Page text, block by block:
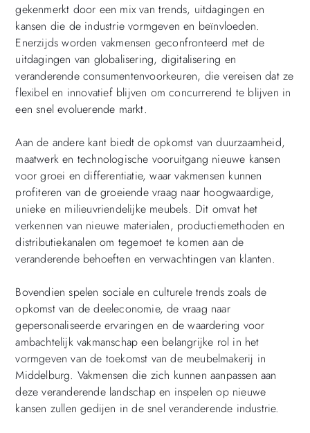
gekenmerkt door een mix van trends, uitdagingen en
kansen die de industrie vormgeven en beïnvloeden.
Enerzijds worden vakmensen geconfronteerd met de
uitdagingen van globalisering, digitalisering en
veranderende consumentenvoorkeuren, die vereisen dat ze
flexibel en innovatief blijven om concurrerend te blijven in
een snel evoluerende markt.
Aan de andere kant biedt de opkomst van duurzaamheid,
maatwerk en technologische vooruitgang nieuwe kansen
voor groei en differentiatie, waar vakmensen kunnen
profiteren van de groeiende vraag naar hoogwaardige,
unieke en milieuvriendelijke meubels. Dit omvat het
verkennen van nieuwe materialen, productiemethoden en
distributiekanalen om tegemoet te komen aan de
veranderende behoeften en verwachtingen van klanten.
Bovendien spelen sociale en culturele trends zoals de
opkomst van de deeleconomie, de vraag naar
gepersonaliseerde ervaringen en de waardering voor
ambachtelijk vakmanschap een belangrijke rol in het
vormgeven van de toekomst van de meubelmakerij in
Middelburg. Vakmensen die zich kunnen aanpassen aan
deze veranderende landschap en inspelen op nieuwe
kansen zullen gedijen in de snel veranderende industrie.